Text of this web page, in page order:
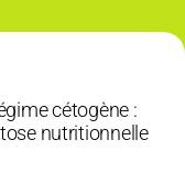
cétogène :
nutritionnelle